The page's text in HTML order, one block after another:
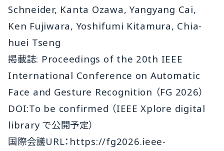
Schneider, Kanta Ozawa, Yangyang Cai,
Ken Fujiwara, Yoshifumi Kitamura, Chia-
huei Tseng
掲載誌: Proceedings of the 20th IEEE
International Conference on Automatic
Face and Gesture Recognition （FG 2026）
DOI:To be confirmed （IEEE Xplore digital
library で公開予定）
国際会議URL：https://fg2026.ieee-